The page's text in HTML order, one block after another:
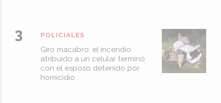
Giro macabro: el incendio
atribuido a un celular terminó
con el esposo detenido por
homicidio
POLICIALES